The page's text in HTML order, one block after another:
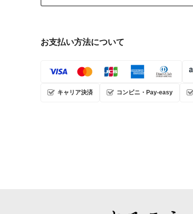
お支払い方法について
キャリア決済 コンビニ・Pay-easy